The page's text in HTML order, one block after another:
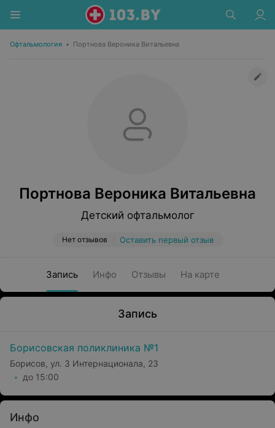
Офтальмология • Портнова Вероника Витальевна
Портнова Вероника Витальевна
Детский офтальмолог
Нет отзывов Оставить первый отзыв
Запись Инфо Отзывы На карте
Запись
Борисовская поликлиника №1
Борисов, ул. 3 Интернационала, 23
до 15:00
Инфо